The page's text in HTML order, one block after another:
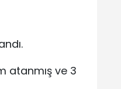
atanmış ve 3